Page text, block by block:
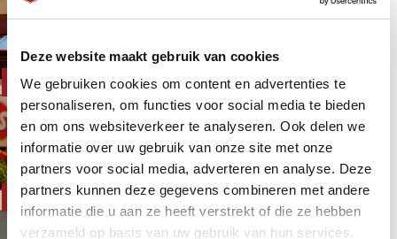
Deze website maakt gebruik van cookies
We gebruiken cookies om content en advertenties te
personaliseren, om functies voor social media te bieden
en om ons websiteverkeer te analyseren. Ook delen we
informatie over uw gebruik van onze site met onze
partners voor social media, adverteren en analyse. Deze
partners kunnen deze gegevens combineren met andere
informatie die u aan ze heeft verstrekt of die ze hebben
verzameld op basis van uw gebruik van hun services.
Driebanden
Klompenhouwer,
Therese
3 jaar 7 maanden
Dames
Driebanden
Klompenhouwer,
Therese aan de start van een
marathonmaand: 22.000 km
3 jaar 7 maandengeleden